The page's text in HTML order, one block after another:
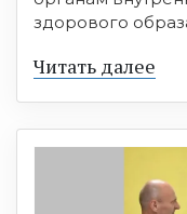
здорового
Читать далее